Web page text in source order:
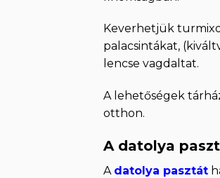
Keverhetjük
palacsintákat,
lencse vagdaltat.
A lehetőségek
otthon.
A datolya
A datolya pasztát